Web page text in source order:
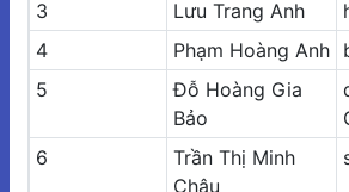
3
Lưu Trang Anh
4
Phạm Hoàng Anh
5
Đỗ Hoàng Gia
Bảo
6
Trần Thị Minh
Châu